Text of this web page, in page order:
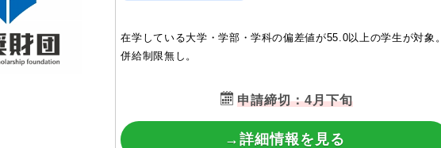
在学している大学・学部・学科の偏差値が55.0以上の学生が対象。
併給制限無し。
申請締切：4月下旬
→詳細情報を見る